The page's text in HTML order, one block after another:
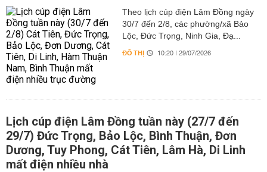
Theo lịch cúp điện Lâm Đồng ngày
30/7 đến 2/8, các phường/xã Bảo
Lộc, Đức Trọng, Ninh Gia, Đạ...
ĐÔ THỊ 10:20 | 29/07/2026
Lịch cúp điện Lâm Đồng tuần này (27/7 đến
29/7) Đức Trọng, Bảo Lộc, Bình Thuận, Đơn
Dương, Tuy Phong, Cát Tiên, Lâm Hà, Di Linh
mất điện nhiều nhà